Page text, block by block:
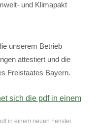
und Klimapakt
unserem Betrieb
attestiert und die
Freistaates Bayern.
in einem neuen Fenster.